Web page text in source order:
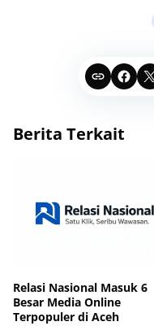
Berita Terkait
Relasi Nasional Masuk 6
Besar Media Online
Terpopuler di Aceh